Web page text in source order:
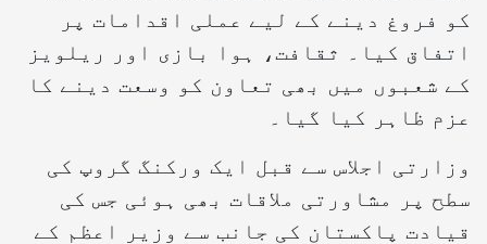
کو فروغ دینے کے لیے عملی اقدامات پر
اتفاق کیا۔ ثقافت، ہوا بازی اور ریلویز
کے شعبوں میں بھی تعاون کو وسعت دینے کا
عزم ظاہر کیا گیا۔
وزارتی اجلاس سے قبل ایک ورکنگ گروپ کی
سطح پر مشاورتی ملاقات بھی ہوئی جس کی
قیادت پاکستان کی جانب سے وزیر اعظم کے